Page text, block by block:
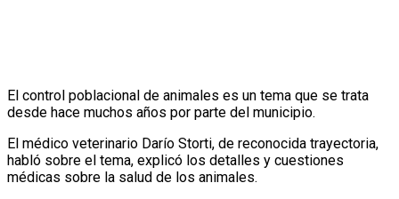
El control poblacional de animales es un tema que se trata
desde hace muchos años por parte del municipio.
El médico veterinario Darío Storti, de reconocida trayectoria,
habló sobre el tema, explicó los detalles y cuestiones
médicas sobre la salud de los animales.